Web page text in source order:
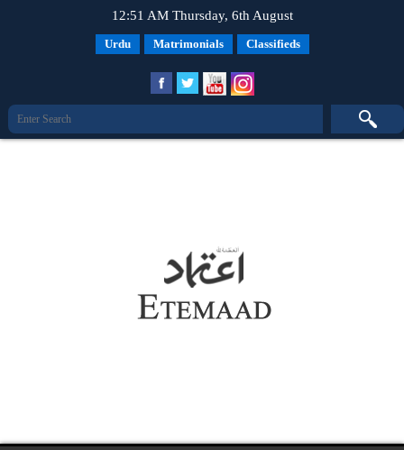
12:51 AM Thursday, 6th August
Urdu Matrimonials Classifieds